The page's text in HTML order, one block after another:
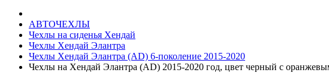
АВТОЧЕХЛЫ
Чехлы на сиденья Хендай
Чехлы Хендай Элантра
Чехлы Хендай Элантра (AD) 6-поколение 2015-2020
Чехлы на Хендай Элантра (AD) 2015-2020 год, цвет черный с